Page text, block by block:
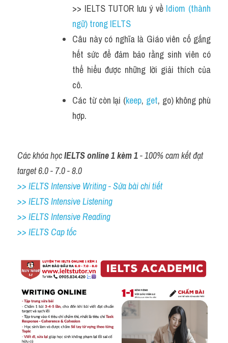
>> IELTS TUTOR lưu ý về Idiom (thành
ngữ) trong IELTS
Câu này có nghĩa là Giáo viên cố gắng
hết sức để đảm bảo rằng sinh viên có
thể hiểu được những lời giải thích của
cô.
Các từ còn lại (keep, get, go) không phù
hợp.
Các khóa học IELTS online 1 kèm 1 - 100% cam kết đạt
target 6.0 - 7.0 - 8.0
>> IELTS Intensive Writing - Sửa bài chi tiết
>> IELTS Intensive Listening
>> IELTS Intensive Reading
>> IELTS Cap tốc